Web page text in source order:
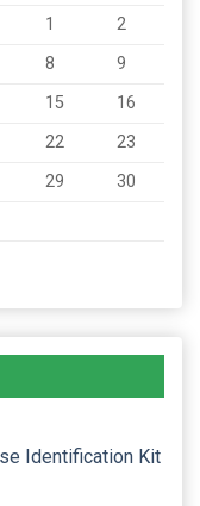
1
2
8
9
15
16
22
23
29
30
Identification Kit